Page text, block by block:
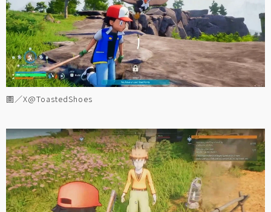
圖／X@ToastedShoes